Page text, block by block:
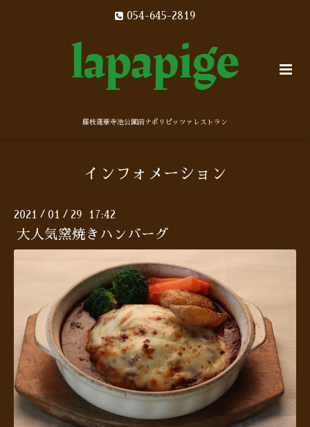
054-645-2819
藤枝蓮華寺池公園前ナポリピッツァレストラン
インフォメーション
2021 / 01 / 29 17:42
大人気窯焼きハンバーグ